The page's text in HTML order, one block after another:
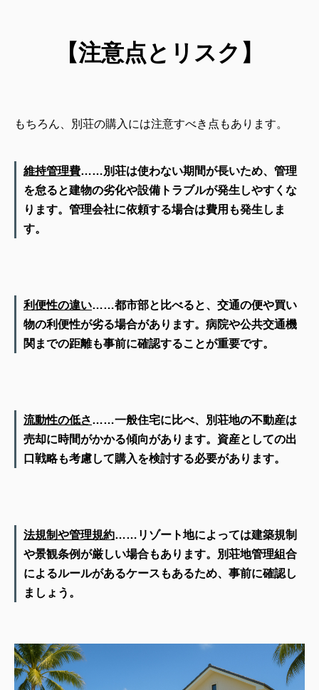
【注意点とリスク】
もちろん、別荘の購入には注意すべき点もあります。
維持管理費……別荘は使わない期間が長いため、管理
を怠ると建物の劣化や設備トラブルが発生しやすくな
ります。管理会社に依頼する場合は費用も発生しま
す。
利便性の違い……都市部と比べると、交通の便や買い
物の利便性が劣る場合があります。病院や公共交通機
関までの距離も事前に確認することが重要です。
流動性の低さ……一般住宅に比べ、別荘地の不動産は
売却に時間がかかる傾向があります。資産としての出
口戦略も考慮して購入を検討する必要があります。
法規制や管理規約…… リゾート地によっては建築規制
や景観条例が厳しい場合もあります。別荘地管理組合
によるルールがあるケースもあるため、事前に確認し
ましょう。